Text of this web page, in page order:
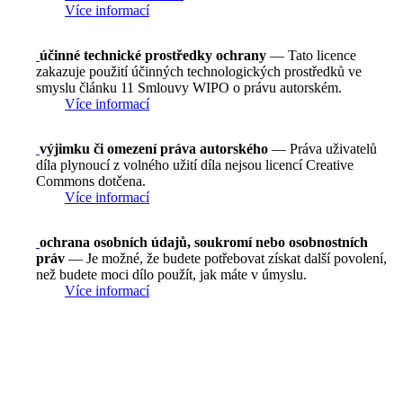
Více informací
účinné technické prostředky ochrany — Tato licence
zakazuje použití účinných technologických prostředků ve
smyslu článku 11 Smlouvy WIPO o právu autorském.
Více informací
výjimku či omezení práva autorského — Práva uživatelů
díla plynoucí z volného užití díla nejsou licencí Creative
Commons dotčena.
Více informací
ochrana osobních údajů, soukromí nebo osobnostních
práv — Je možné, že budete potřebovat získat další povolení,
než budete moci dílo použít, jak máte v úmyslu.
Více informací